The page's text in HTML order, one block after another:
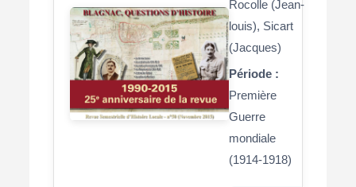
Rocolle (Jean-
louis), Sicart
(Jacques)
Période :
Première
Guerre
mondiale
(1914-1918)